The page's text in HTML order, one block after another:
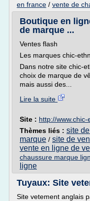
en france / vente de
Boutique en
de marque ...
Ventes flash
Les marques chic-
Dans notre site chic-
choix de marque de
mais aussi des...
Lire la suite
Site : http://
Thèmes liés : site
marque / site de
vente en ligne de
chaussure marque
ligne
Tuyaux: Site
Site vetement anglais